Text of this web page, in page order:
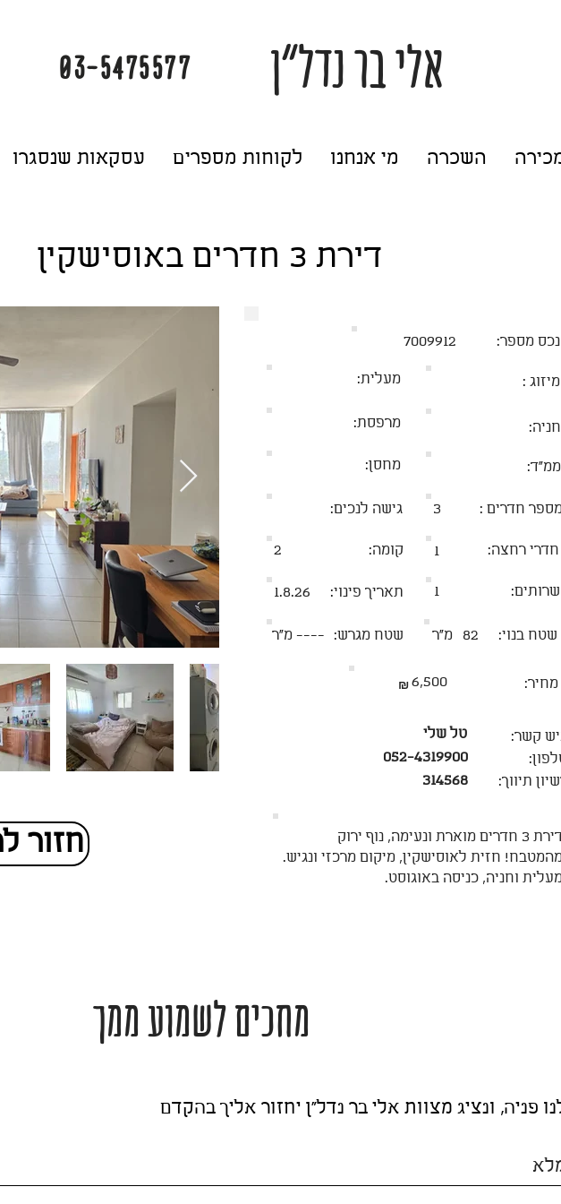
03-5475577 אלי בר נדל"ן
השכרה מי אנחנו לקוחות מספרים עסקאות שנסגרו
דירת 3 חדרים באוסישקין
חזור
7009912 נכס מספר:
מעלית:
מרפסת:
מחסן:
גישה לנכים:
2 קומה:
1.8.26 תאריך פינוי:
מ״ר ---- שטח מגרש:
מיזוג :
חניה:
ממ״ד:
3 חדרים :
1 חדרי רחצה:
1 שרותים:
מ״ר 82 שטח בנוי:
6,500
₪ מחיר:
קשר:
314568
טל שלי
052-4319900
תיווך:
דירת 3 חדרים מוארת ונעימה, נוף ירוק
חזית לאוסישקין, מיקום מרכזי ונגיש.
וחניה, כניסה באוגוסט.
מחכים לשמוע ממך
פניה, ונציג מצוות אלי בר נדל"ן יחזור אליך בהקדם